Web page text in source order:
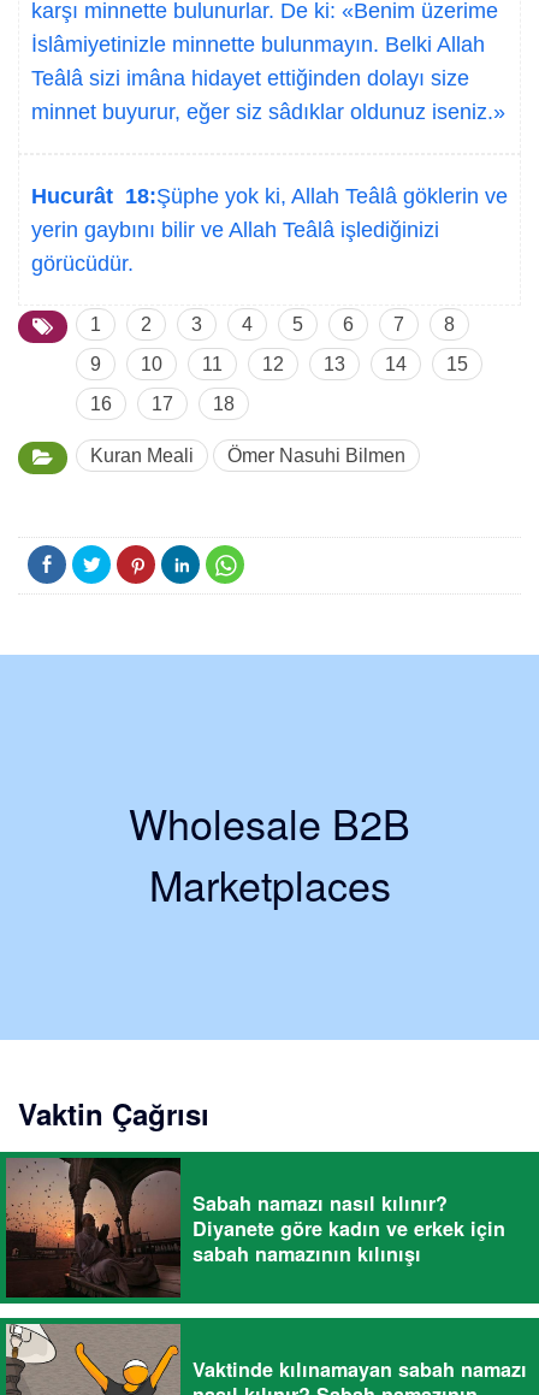
karşı minnette bulunurlar. De ki: «Benim üzerime
İslâmiyetinizle minnette bulunmayın. Belki Allah
Teâlâ sizi imâna hidayet ettiğinden dolayı size
minnet buyurur, eğer siz sâdıklar oldunuz iseniz.»
Hucurât 18:Şüphe yok ki, Allah Teâlâ göklerin ve
yerin gaybını bilir ve Allah Teâlâ işlediğinizi
görücüdür.
1 2 3 4 5 6 7
8
9
10 11 12 13 14
15
16
17 18
Kuran Meali Ömer Nasuhi Bilmen
Wholesale B2B
Marketplaces
Vaktin Çağrısı
Sabah namazı nasıl kılınır?
Diyanete göre kadın ve erkek için
sabah namazının kılınışı
Vaktinde kılınamayan sabah namazı